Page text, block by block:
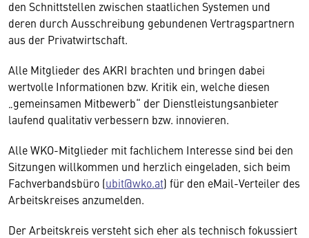
den Schnittstellen zwischen staatlichen Systemen und
deren durch Ausschreibung gebundenen Vertragspartnern
aus der Privatwirtschaft.
Alle Mitglieder des AKRI brachten und bringen dabei
wertvolle Informationen bzw. Kritik ein, welche diesen
„gemeinsamen Mitbewerb“ der Dienstleistungsanbieter
laufend qualitativ verbessern bzw. innovieren.
Alle WKO-Mitglieder mit fachlichem Interesse sind bei den
Sitzungen willkommen und herzlich eingeladen, sich beim
Fachverbandsbüro (ubit@wko.at) für den eMail-Verteiler des
Arbeitskreises anzumelden.
Der Arbeitskreis versteht sich eher als technisch fokussiert